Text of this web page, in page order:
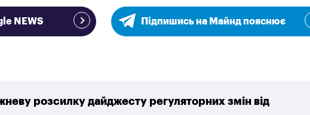
NEWS Підпишись на Майнд пояснює
розсилку дайджесту регуляторних змін від